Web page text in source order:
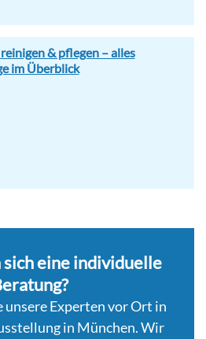
& pflegen – alles
im Überblick
sich eine individuelle
unsere Experten vor Ort in
in München. Wir